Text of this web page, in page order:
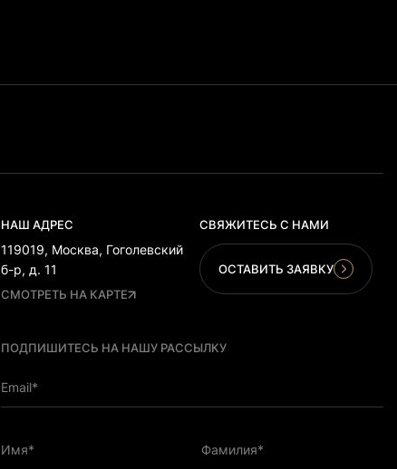
НАШ АДРЕС
119019, Москва, Гоголевский
б-р, д. 11
СМОТРЕТЬ НА КАРТЕ
СВЯЖИТЕСЬ С НАМИ
ОСТАВИТЬ ЗАЯВКУ
ПОДПИШИТЕСЬ НА НАШУ РАССЫЛКУ
Email*
Имя* Фамилия*